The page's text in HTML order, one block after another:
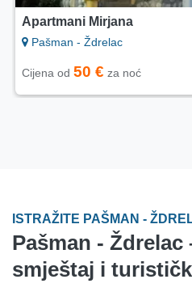
Apartmani Mirjana
Pašman - Ždrelac
Cijena od 50 € za noć
ISTRAŽITE PAŠMAN -
Pašman - Ždrelac
smještaj i